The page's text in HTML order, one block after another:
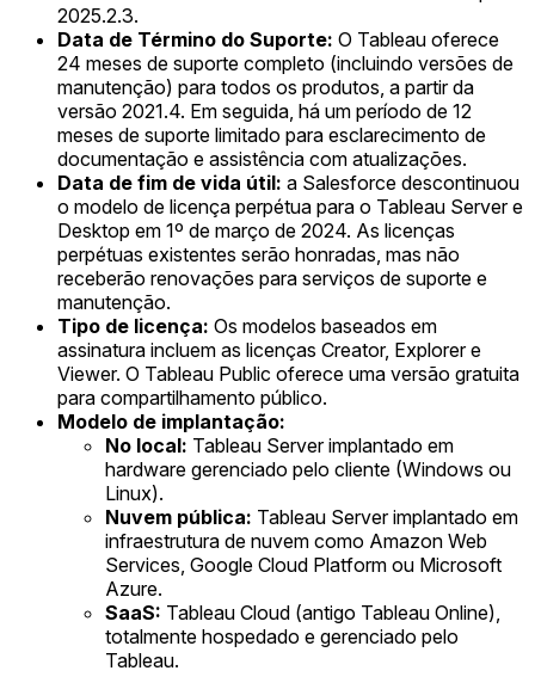
2025.2.3.
Data de Término do Suporte: O Tableau oferece
24 meses de suporte completo (incluindo versões de
manutenção) para todos os produtos, a partir da
versão 2021.4. Em seguida, há um período de 12
meses de suporte limitado para esclarecimento de
documentação e assistência com atualizações.
Data de fim de vida útil: a Salesforce descontinuou
o modelo de licença perpétua para o Tableau Server e
Desktop em 1º de março de 2024. As licenças
perpétuas existentes serão honradas, mas não
receberão renovações para serviços de suporte e
manutenção.
Tipo de licença: Os modelos baseados em
assinatura incluem as licenças Creator, Explorer e
Viewer. O Tableau Public oferece uma versão gratuita
para compartilhamento público.
Modelo de implantação:
No local: Tableau Server implantado em
hardware gerenciado pelo cliente (Windows ou
Linux).
Nuvem pública: Tableau Server implantado em
infraestrutura de nuvem como Amazon Web
Services, Google Cloud Platform ou Microsoft
Azure.
SaaS: Tableau Cloud (antigo Tableau Online),
totalmente hospedado e gerenciado pelo
Tableau.